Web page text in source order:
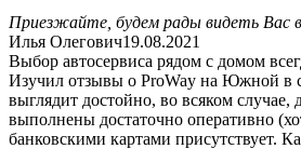
Приезжайте, будем рады видеть Вас
Илья Олегович19.08.2021
Выбор автосервиса рядом с домом
Изучил отзывы о ProWay на Южной в
выглядит достойно, во всяком
выполнены достаточно оперативно
банковскими картами присутствует.